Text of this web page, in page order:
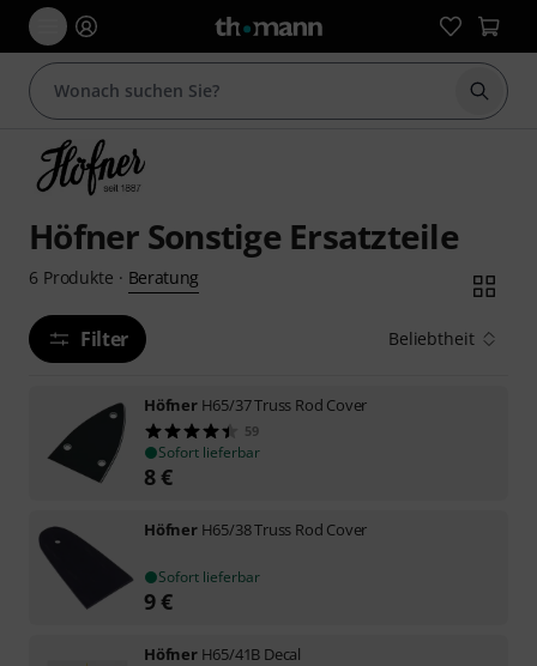
Suche
Höfner Sonstige Ersatzteile
6 Produkte · Beratung
Filter Beliebtheit
Höfner H65/37 Truss Rod Cover
59
Sofort lieferbar
8€
Höfner H65/38 Truss Rod Cover
Sofort lieferbar
9€
Höfner H65/41B Decal